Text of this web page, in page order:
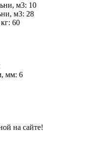
м3: 10
м3: 28
60
мм: 6
на сайте!